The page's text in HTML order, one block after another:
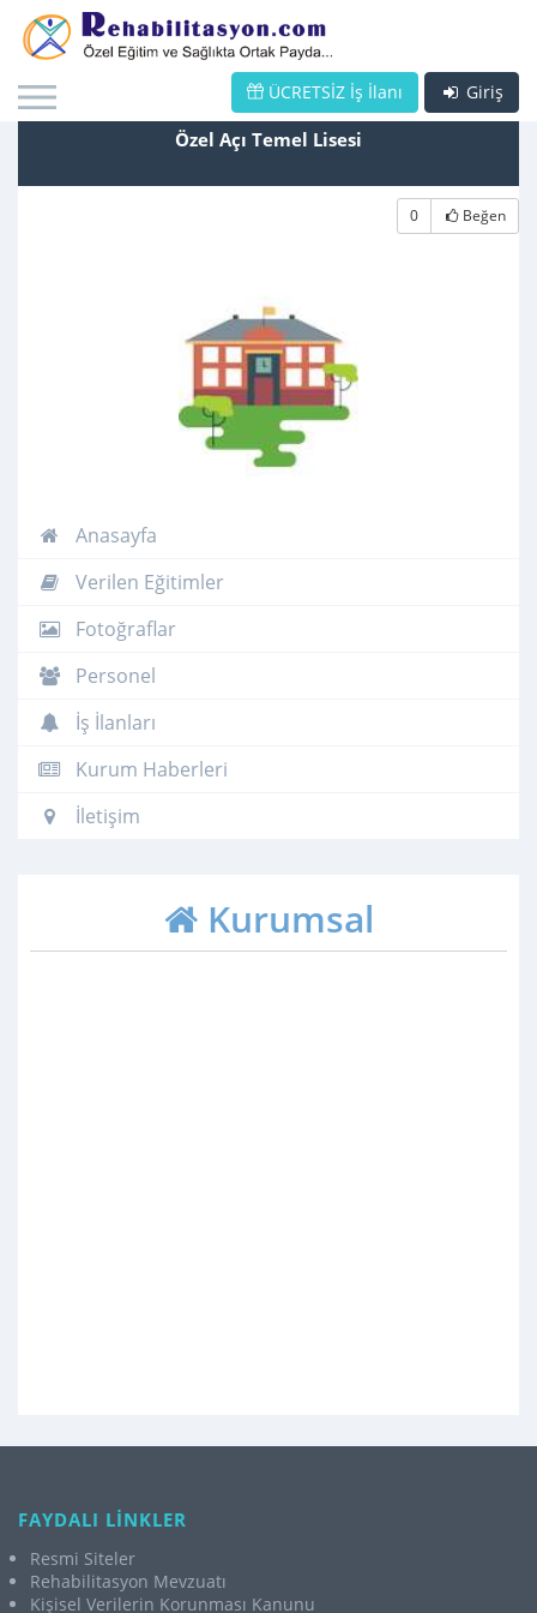
Giriş
ÜCRETSİZ İş İlanı
Özel Açı Temel Lisesi
0 Beğen
Anasayfa
Verilen Eğitimler
Fotoğraflar
Personel
İş İlanları
Kurum Haberleri
İletişim
Kurumsal
FAYDALI LİNKLER
Resmi Siteler
Rehabilitasyon Mevzuatı
Kişisel Verilerin Korunması Kanunu